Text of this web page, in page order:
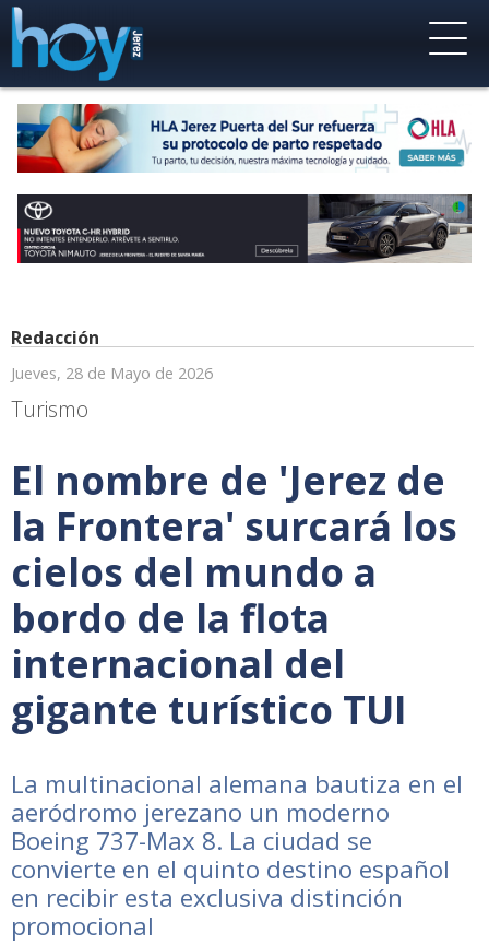
Redacción
Jueves, 28 de Mayo de 2026
Turismo
El nombre de 'Jerez de
la Frontera' surcará los
cielos del mundo a
bordo de la flota
internacional del
gigante turístico TUI
La multinacional alemana bautiza en el
aeródromo jerezano un moderno
Boeing 737-Max 8. La ciudad se
convierte en el quinto destino español
en recibir esta exclusiva distinción
promocional